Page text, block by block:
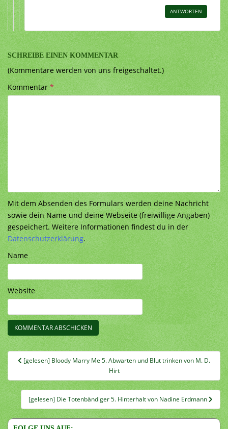
ANTWORTEN
SCHREIBE EINEN KOMMENTAR
(Kommentare werden von uns freigeschaltet.)
Kommentar*
Mit dem Absenden des Formulars werden deine Nachricht
sowie dein Name und deine Webseite (freiwillige Angaben)
gespeichert. Weitere Informationen findest du in der
Datenschutzerklärung.
Name
Website
Beitragsnavigation
[gelesen] Bloody Marry Me 5. Abwarten und Blut trinken von M. D.
Hirt
[gelesen] Die Totenbändiger 5. Hinterhalt von Nadine Erdmann